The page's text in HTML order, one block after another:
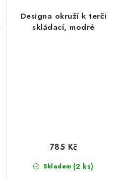
Designa okruží k terči
skládací, modré
Skladem (2 ks)
785 Kč